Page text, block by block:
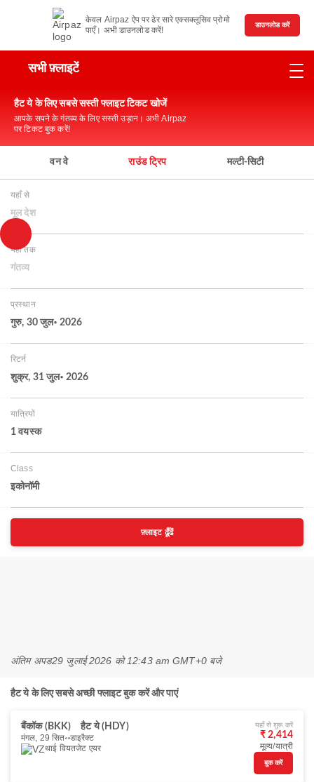
केवल Airpaz ऐप पर ढेर सारे एक्सक्लूसिव प्रोमो
पाएँ। अभी डाउनलोड करें!
डाउनलोड करें
सभी फ़्लाइटें
हैट ये के लिए सबसे सस्ती फ्लाइट टिकट खोजें
आपके सपने के गंतव्य के लिए सस्ती उड़ान। अभी Airpaz
पर टिकट बुक करें!
वन वे राउंड ट्रिप मल्टी-सिटी
यहाँ से
मूल देश
यहाँ तक
गंतव्य
प्रस्थान
गुरु, 30 जुल॰ 2026
रिटर्न
शुक्र, 31 जुल॰ 2026
यात्रियों
1 वयस्‍क
Class
इकोनॉमी
फ़्लाइट ढूँढें
अंतिम अपड29 जुलाई 2026 को 12:43 am GMT+0 बजे
हैट ये के लिए सबसे अच्छी फ्लाइट बुक करें और पाएं
बैंकॉक (BKK)
हैट ये (HDY)
मंगल, 29 सित॰ डाइरैक्ट
थाई वियतजेट एयर
यहाँ से शुरू करें
₹ 2,414
मूल्य/यात्री
बुक करें